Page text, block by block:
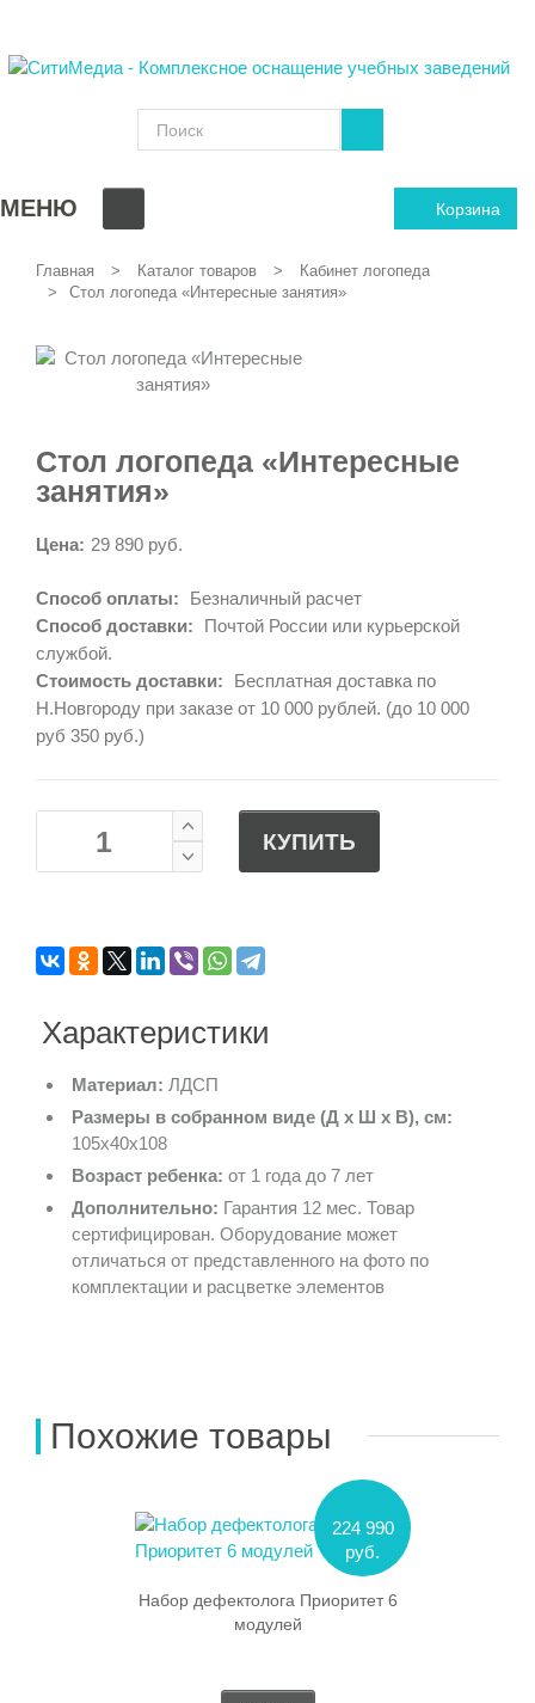
Корзина
МЕНЮ
Главная Каталог товаров
Кабинет логопеда
Стол логопеда «Интересные занятия»
Стол логопеда «Интересные
занятия»
Цена: 29 890 руб.
Способ оплаты:
Безналичный расчет
Способ доставки:
Почтой России или курьерской
службой.
Стоимость доставки:
Бесплатная доставка по
Н.Новгороду при заказе от 10 000 рублей. (до 10 000
руб 350 руб.)
КУПИТЬ
Характеристики
Материал: ЛДСП
Размеры в собранном виде (Д х Ш х В), см:
105х40х108
Возраст ребенка: от 1 года до 7 лет
Дополнительно: Гарантия 12 мес. Товар
сертифицирован. Оборудование может
отличаться от представленного на фото по
комплектации и расцветке элементов
Похожие товары
224 990
руб.
Набор дефектолога Приоритет 6
модулей